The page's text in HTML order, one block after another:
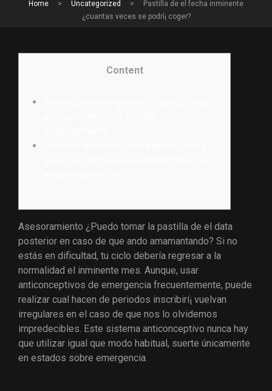
Home > Uncategorized >
Pastilla de el fecha inminente
¿cuantas veces se podrí¡ coger?
Content
Asesoramiento ¿Puedo tomar la pastilla de el data
posterior en caso de que ando amamantando? Si no
estás en dificultad, tu ciclo debería regresar a la
normalidad el inminente mes. Aunque, usar
anticonceptivos de emergencia frecuentemente, puede
realizar cual hacen de periodos inscribirí¡ vuelvan
irregulares en el caso de que nos lo olvidemos
impredecibles. Este sistema anticonceptivo nunca hay
que utilizar igual que modo habitual, suerte únicamente
en estados sobre emergencia.